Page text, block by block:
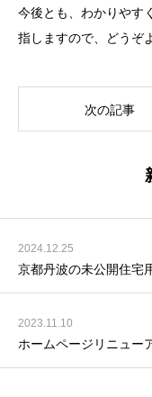
今後とも、わかりやす
指しますので、どうぞ
次の記事
2024.12.25
京都丹波の未公開住宅
2023.11.10
ホームページリニュー